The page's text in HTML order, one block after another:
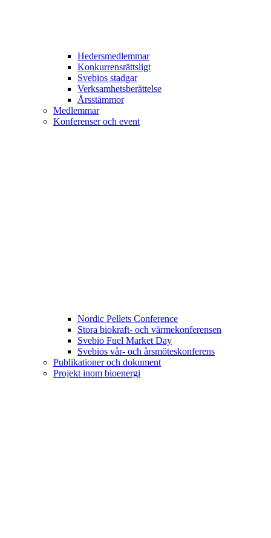
Hedersmedlemmar
Konkurrensrättsligt
Svebios stadgar
Verksamhetsberättelse
Årsstämmor
Medlemmar
Konferenser och event
Nordic Pellets Conference
Stora biokraft- och värmekonferensen
Svebio Fuel Market Day
Svebios vår- och årsmöteskonferens
Publikationer och dokument
Projekt inom bioenergi